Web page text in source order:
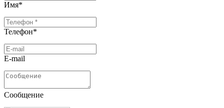
Имя*
Телефон*
E-mail
Сообщение